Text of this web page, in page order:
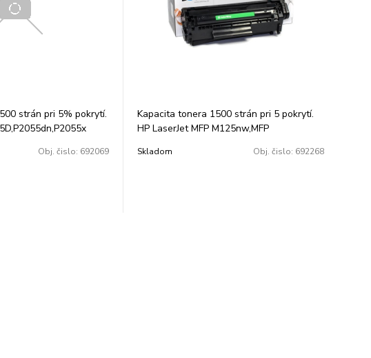
strán pri 5% pokrytí.
Obj. čislo: 692069
Kapacita tonera 1500 strán pri 5 pokrytí.
HP LaserJet MFP M125nw,MFP
M127fw
Skladom Obj. čislo: 692268